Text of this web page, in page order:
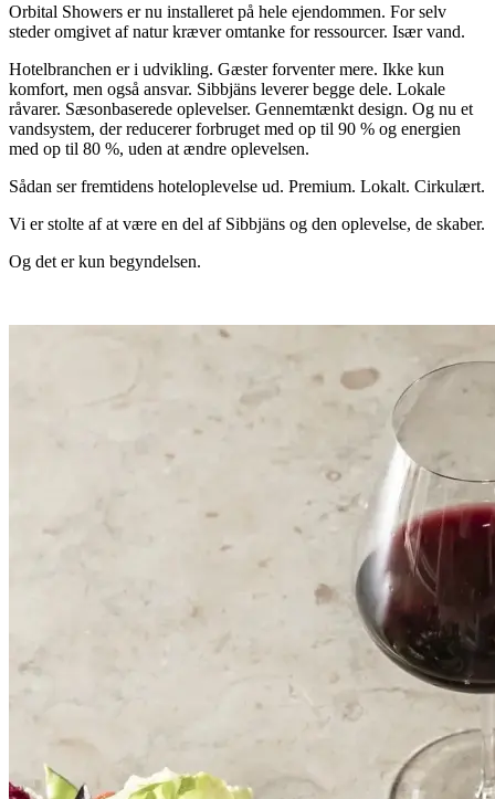
Orbital Showers er nu installeret på hele ejendommen. For selv
steder omgivet af natur kræver omtanke for ressourcer. Især vand.
Hotelbranchen er i udvikling. Gæster forventer mere. Ikke kun
komfort, men også ansvar. Sibbjäns leverer begge dele. Lokale
råvarer. Sæsonbaserede oplevelser. Gennemtænkt design. Og nu et
vandsystem, der reducerer forbruget med op til 90 % og energien
med op til 80 %, uden at ændre oplevelsen.
Sådan ser fremtidens hoteloplevelse ud. Premium. Lokalt. Cirkulært.
Vi er stolte af at være en del af Sibbjäns og den oplevelse, de skaber.
Og det er kun begyndelsen.